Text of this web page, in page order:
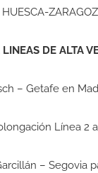
HUESCA-
LINEAS DE ALTA
– Getafe en
Línea 2
– Segovia